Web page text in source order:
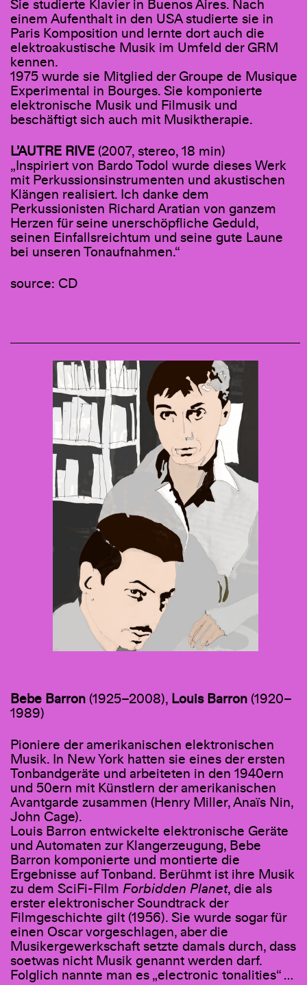
Sie studierte Klavier in Buenos Aires. Nach
einem Aufenthalt in den USA studierte sie in
Paris Komposition und lernte dort auch die
elektroakustische Musik im Umfeld der GRM
kennen.
1975 wurde sie Mitglied der Groupe de Musique
Experimental in Bourges. Sie komponierte
elektronische Musik und Filmusik und
beschäftigt sich auch mit Musiktherapie.
L’AUTRE RIVE (2007, stereo, 18 min)
„Inspiriert von Bardo Todol wurde dieses Werk
mit Perkussionsinstrumenten und akustischen
Klängen realisiert. Ich danke dem
Perkussionisten Richard Aratian von ganzem
Herzen für seine unerschöpfliche Geduld,
seinen Einfallsreichtum und seine gute Laune
bei unseren Tonaufnahmen.“
source: CD
Bebe Barron (1925–2008), Louis Barron (1920–
1989)
Pioniere der amerikanischen elektronischen
Musik. In New York hatten sie eines der ersten
Tonbandgeräte und arbeiteten in den 1940ern
und 50ern mit Künstlern der amerikanischen
Avantgarde zusammen (Henry Miller, Anaïs Nin,
John Cage).
Louis Barron entwickelte elektronische Geräte
und Automaten zur Klangerzeugung, Bebe
Barron komponierte und montierte die
Ergebnisse auf Tonband. Berühmt ist ihre Musik
zu dem SciFi-Film Forbidden Planet, die als
erster elektronischer Soundtrack der
Filmgeschichte gilt (1956). Sie wurde sogar für
einen Oscar vorgeschlagen, aber die
Musikergewerkschaft setzte damals durch, dass
soetwas nicht Musik genannt werden darf.
Folglich nannte man es „electronic tonalities“ …